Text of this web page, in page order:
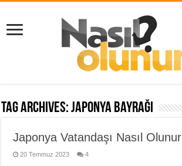
Tag Archives:japonya bayrağı
Japonya Vatandaşı Nasıl
20 Temmuz 2023 4